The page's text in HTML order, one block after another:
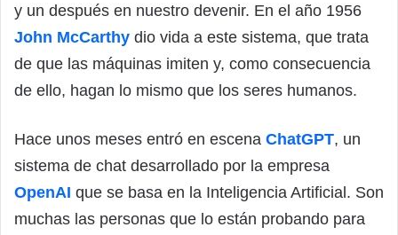
y un después en nuestro devenir. En el año 1956
John McCarthy dio vida a este sistema, que trata
de que las máquinas imiten y, como consecuencia
de ello, hagan lo mismo que los seres humanos.
Hace unos meses entró en escena ChatGPT, un
sistema de chat desarrollado por la empresa
OpenAI que se basa en la Inteligencia Artificial. Son
muchas las personas que lo están probando para